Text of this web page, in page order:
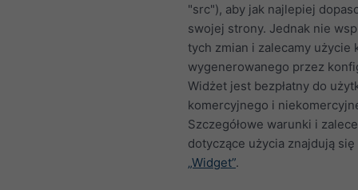
"src"), aby jak najlepiej
swojej strony. Jednak nie
tych zmian i zalecamy użycie
wygenerowanego przez
Widżet jest bezpłatny do
komercyjnego i
Szczegółowe warunki i
dotyczące użycia znajdują
„Widget”.